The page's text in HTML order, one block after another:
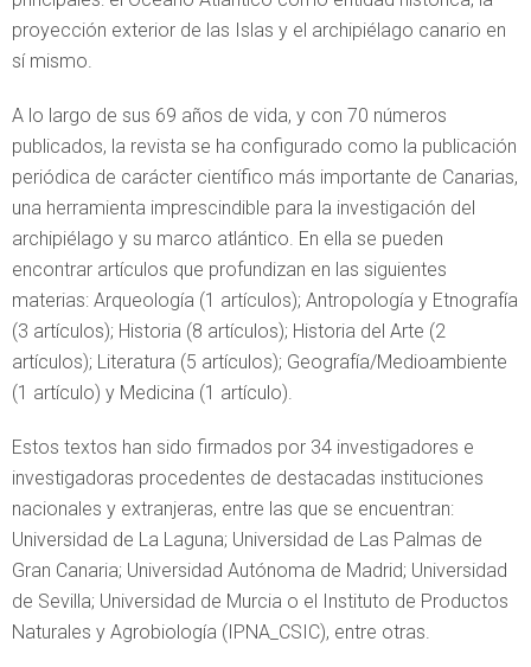
proyección exterior de las Islas y el archipiélago canario en
sí mismo.
A lo largo de sus 69 años de vida, y con 70 números
publicados, la revista se ha configurado como la publicación
periódica de carácter científico más importante de Canarias,
una herramienta imprescindible para la investigación del
archipiélago y su marco atlántico. En ella se pueden
encontrar artículos que profundizan en las siguientes
materias: Arqueología (1 artículos); Antropología y Etnografía
(3 artículos); Historia (8 artículos); Historia del Arte (2
artículos); Literatura (5 artículos); Geografía/Medioambiente
(1 artículo) y Medicina (1 artículo).
Estos textos han sido firmados por 34 investigadores e
investigadoras procedentes de destacadas instituciones
nacionales y extranjeras, entre las que se encuentran:
Universidad de La Laguna; Universidad de Las Palmas de
Gran Canaria; Universidad Autónoma de Madrid; Universidad
de Sevilla; Universidad de Murcia o el Instituto de Productos
Naturales y Agrobiología (IPNA_CSIC), entre otras.